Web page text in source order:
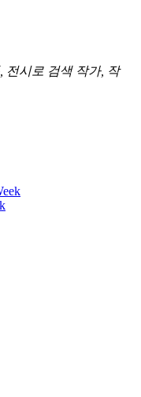
전시로 검색 작가, 작